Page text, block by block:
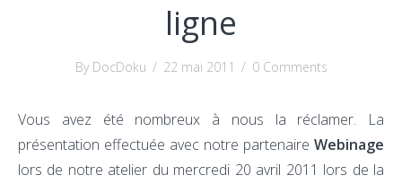
ligne
By DocDoku / 22 mai 2011 / 0 Comments
Vous avez été nombreux à nous la réclamer. La
présentation effectuée avec notre partenaire Webinage
lors de notre atelier du mercredi 20 avril 2011 lors de la